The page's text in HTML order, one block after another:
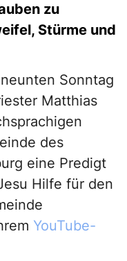
zu
Stürme und
Sonntag
Matthias
des
eine Predigt
Hilfe für den
YouTube-